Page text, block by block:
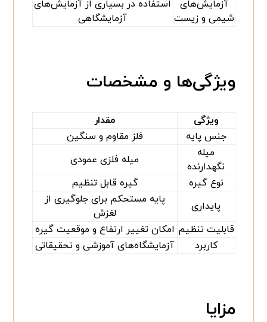
آزمایش‌های
شیمی و زیست
استفاده در بسیاری از آزمایش‌های
آزمایشگاهی
ویژگی‌ها و مشخصات
ویژگی
مقدار
جنس پایه
فلز مقاوم و سنگین
میله
نگهدارنده
میله فلزی عمودی
نوع گیره
گیره قابل تنظیم
پایداری
پایه مستحکم برای جلوگیری از
لغزش
قابلیت تنظیم امکان تغییر ارتفاع و موقعیت گیره
کاربرد
آزمایشگاه‌های آموزشی و تحقیقاتی
مزایا